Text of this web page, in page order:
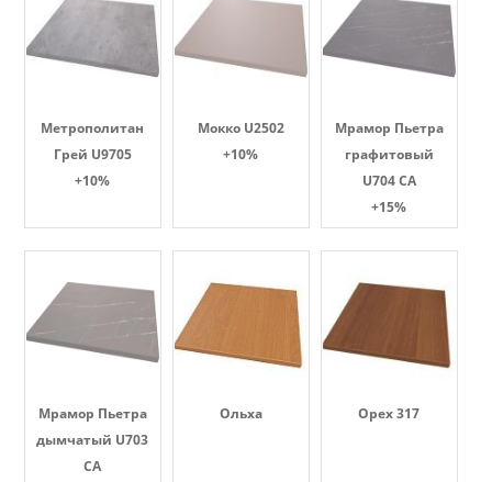
Метрополитан
Грей U9705
+10%
Мокко U2502
+10%
Мрамор Пьетра
графитовый
U704 CA
+15%
Мрамор Пьетра
дымчатый U703
CA
Ольха Орех 317